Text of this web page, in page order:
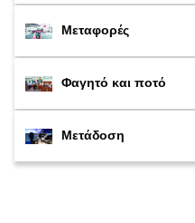
Μεταφορές
Φαγητό και ποτό
Μετάδοση